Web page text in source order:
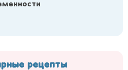
рецепты